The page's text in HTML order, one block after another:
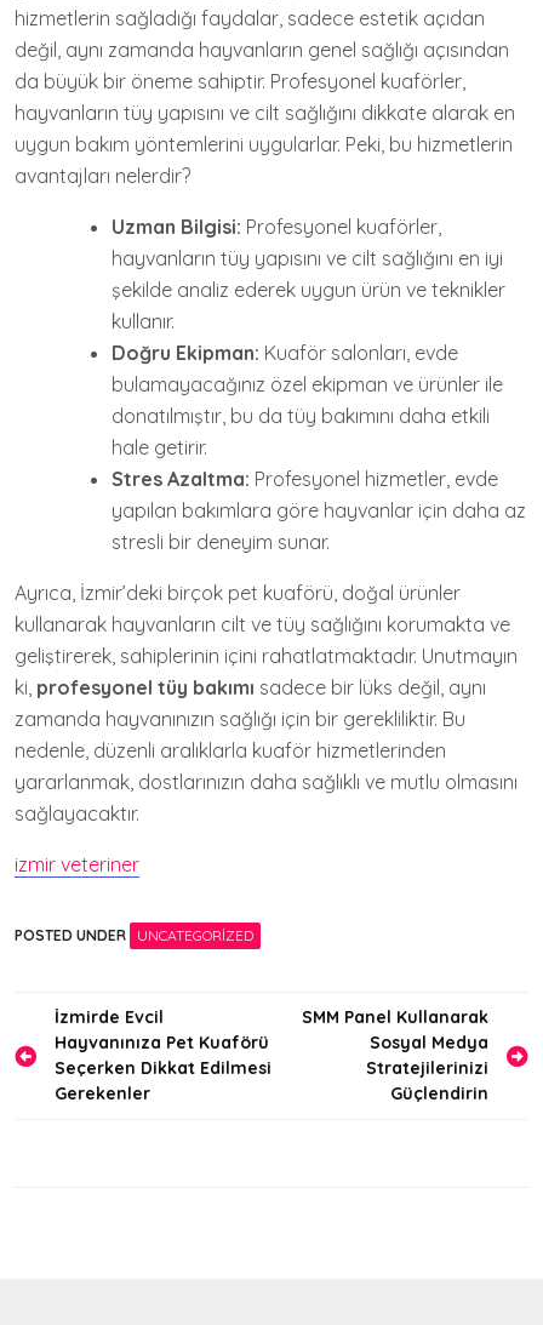
hizmetlerin sağladığı faydalar, sadece estetik açıdan
değil, aynı zamanda hayvanların genel sağlığı açısından
da büyük bir öneme sahiptir. Profesyonel kuaförler,
hayvanların tüy yapısını ve cilt sağlığını dikkate alarak en
uygun bakım yöntemlerini uygularlar. Peki, bu hizmetlerin
avantajları nelerdir?
Uzman Bilgisi: Profesyonel kuaförler,
hayvanların tüy yapısını ve cilt sağlığını en iyi
şekilde analiz ederek uygun ürün ve teknikler
kullanır.
Doğru Ekipman: Kuaför salonları, evde
bulamayacağınız özel ekipman ve ürünler ile
donatılmıştır, bu da tüy bakımını daha etkili
hale getirir.
Stres Azaltma: Profesyonel hizmetler, evde
yapılan bakımlara göre hayvanlar için daha az
stresli bir deneyim sunar.
Ayrıca, İzmir’deki birçok pet kuaförü, doğal ürünler
kullanarak hayvanların cilt ve tüy sağlığını korumakta ve
geliştirerek, sahiplerinin içini rahatlatmaktadır. Unutmayın
ki, profesyonel tüy bakımı sadece bir lüks değil, aynı
zamanda hayvanınızın sağlığı için bir gerekliliktir. Bu
nedenle, düzenli aralıklarla kuaför hizmetlerinden
yararlanmak, dostlarınızın daha sağlıklı ve mutlu olmasını
sağlayacaktır.
izmir veteriner
POSTED UNDER UNCATEGORIZED
Yazı
gezinmesi
İzmirde Evcil
Hayvanınıza Pet Kuaförü
Seçerken Dikkat Edilmesi
Gerekenler
SMM Panel Kullanarak
Sosyal Medya
Stratejilerinizi
Güçlendirin